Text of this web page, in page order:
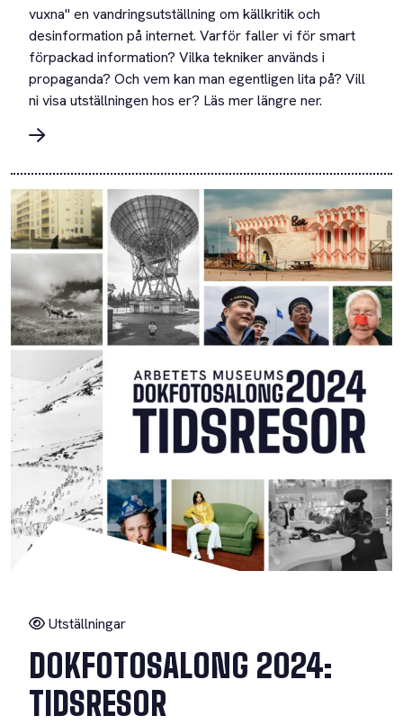
vuxna" en vandringsutställning om källkritik och
desinformation på internet. Varför faller vi för smart
förpackad information? Vilka tekniker används i
propaganda? Och vem kan man egentligen lita på? Vill
ni visa utställningen hos er? Läs mer längre ner.
Utställningar
DOKFOTOSALONG 2024:
TIDSRESOR